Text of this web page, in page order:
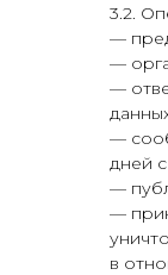
3.2.
—
—
—
—
дней
—
—
в